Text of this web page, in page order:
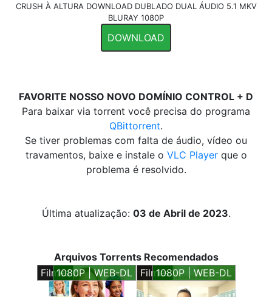
CRUSH À ALTURA DOWNLOAD DUBLADO DUAL ÁUDIO 5.1 MKV
BLURAY 1080P
DOWNLOAD
FAVORITE NOSSO NOVO DOMÍNIO CONTROL + D
Para baixar via torrent você precisa do programa
QBittorrent.
Se tiver problemas com falta de áudio, vídeo ou
travamentos, baixe e instale o VLC Playerque o
problema é resolvido.
Última atualização: 03 de Abril de 2023.
Arquivos Torrents Recomendados
Filmes1080P | WEB-DL Filmes1080P | WEB-DL